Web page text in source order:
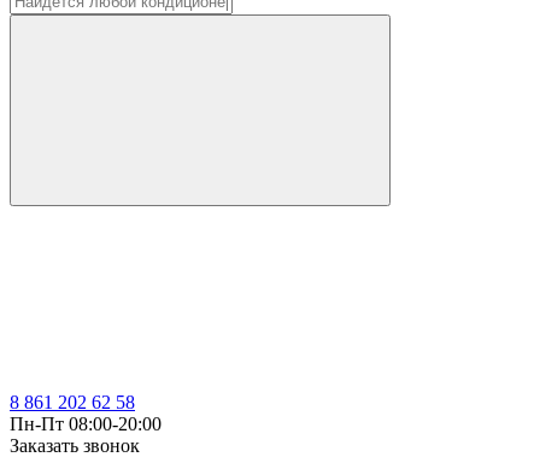
8 861 202 62 58
Пн-Пт 08:00-20:00
Заказать звонок